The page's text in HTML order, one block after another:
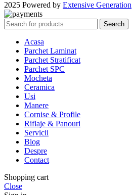
2025 Powered by Extensive Generation
Search
Acasa
Parchet Laminat
Parchet Stratificat
Parchet SPC
Mocheta
Ceramica
Usi
Manere
Cornise & Profile
Riflaje & Panouri
Servicii
Blog
Despre
Contact
Shopping cart
Close